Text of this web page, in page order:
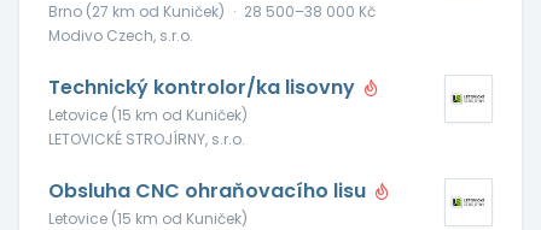
Brno (27 km od Kuniček) · 28 500–38 000 Kč
Modivo Czech, s.r.o.
Technický kontrolor/ka lisovny
Letovice (15 km od Kuniček)
LETOVICKÉ STROJÍRNY, s.r.o.
Obsluha CNC ohraňovacího lisu
Letovice (15 km od Kuniček)